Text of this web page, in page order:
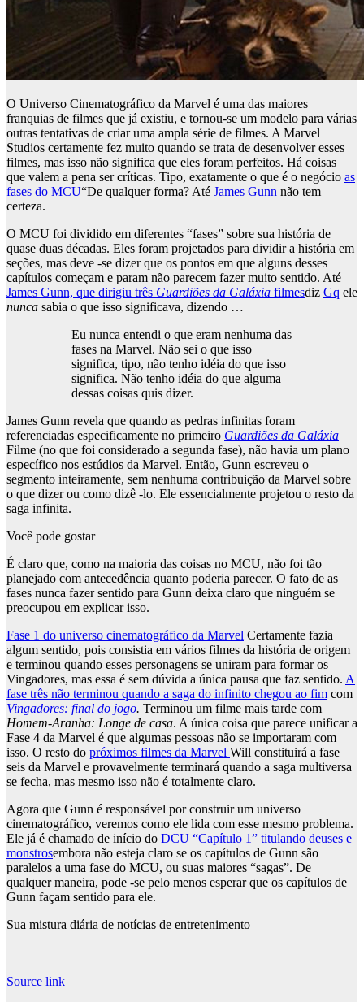
O Universo Cinematográfico da Marvel é uma das maiores
franquias de filmes que já existiu, e tornou-se um modelo para várias
outras tentativas de criar uma ampla série de filmes. A Marvel
Studios certamente fez muito quando se trata de desenvolver esses
filmes, mas isso não significa que eles foram perfeitos. Há coisas
que valem a pena ser críticas. Tipo, exatamente o que é o negócio as
fases do MCU“De qualquer forma? Até James Gunn não tem
certeza.
O MCU foi dividido em diferentes “fases” sobre sua história de
quase duas décadas. Eles foram projetados para dividir a história em
seções, mas deve -se dizer que os pontos em que alguns desses
capítulos começam e param não parecem fazer muito sentido. Até
James Gunn, que dirigiu três Guardiões da Galáxia filmesdiz Gq ele
nunca sabia o que isso significava, dizendo …
Eu nunca entendi o que eram nenhuma das
fases na Marvel. Não sei o que isso
significa, tipo, não tenho idéia do que isso
significa. Não tenho idéia do que alguma
dessas coisas quis dizer.
James Gunn revela que quando as pedras infinitas foram
referenciadas especificamente no primeiro Guardiões da Galáxia
Filme (no que foi considerado a segunda fase), não havia um plano
específico nos estúdios da Marvel. Então, Gunn escreveu o
segmento inteiramente, sem nenhuma contribuição da Marvel sobre
o que dizer ou como dizê -lo. Ele essencialmente projetou o resto da
saga infinita.
Você pode gostar
É claro que, como na maioria das coisas no MCU, não foi tão
planejado com antecedência quanto poderia parecer. O fato de as
fases nunca fazer sentido para Gunn deixa claro que ninguém se
preocupou em explicar isso.
Fase 1 do universo cinematográfico da Marvel Certamente fazia
algum sentido, pois consistia em vários filmes da história de origem
e terminou quando esses personagens se uniram para formar os
Vingadores, mas essa é sem dúvida a única pausa que faz sentido. A
fase três não terminou quando a saga do infinito chegou ao fim com
Vingadores: final do jogo. Terminou um filme mais tarde com
Homem-Aranha: Longe de casa. A única coisa que parece unificar a
Fase 4 da Marvel é que algumas pessoas não se importaram com
isso. O resto do próximos filmes da Marvel Will constituirá a fase
seis da Marvel e provavelmente terminará quando a saga multiversa
se fecha, mas mesmo isso não é totalmente claro.
Agora que Gunn é responsável por construir um universo
cinematográfico, veremos como ele lida com esse mesmo problema.
Ele já é chamado de início do DCU “Capítulo 1” titulando deuses e
monstrosembora não esteja claro se os capítulos de Gunn são
paralelos a uma fase do MCU, ou suas maiores “sagas”. De
qualquer maneira, pode -se pelo menos esperar que os capítulos de
Gunn façam sentido para ele.
Sua mistura diária de notícias de entretenimento
Source link